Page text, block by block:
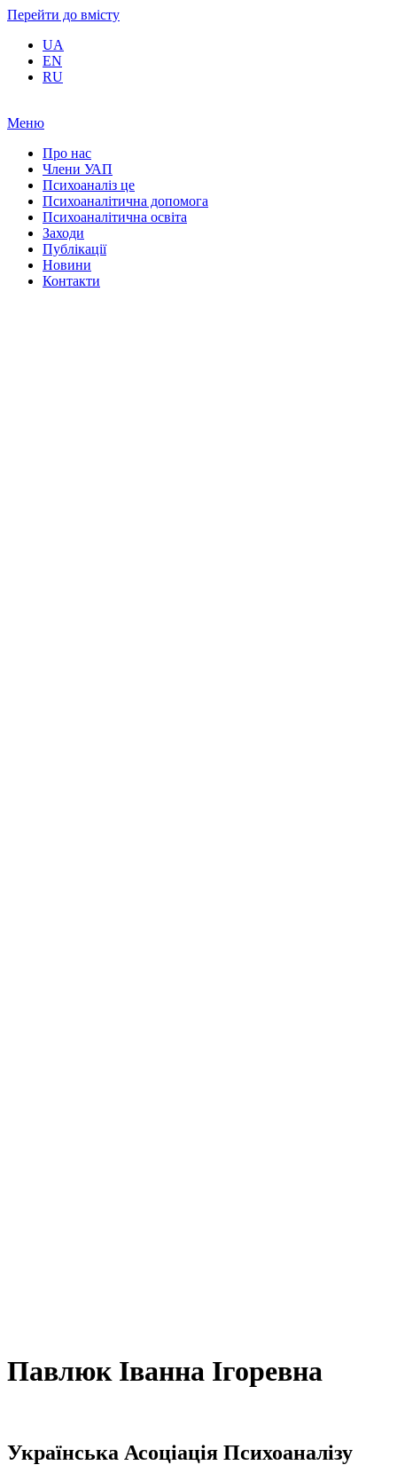
Перейти до вмісту
UA
EN
RU
Меню
Про нас
Члени УАП
Психоаналіз це
Психоаналітична допомога
Психоаналітична освіта
Заходи
Публікації
Новини
Контакти
Павлюк Іванна Ігоревна
Українська Асоціація Психоаналізу